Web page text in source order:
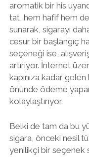
aromatik bir his
tat, hem hafif hem
sunarak, sigarayı
cesur bir başlangıç
seçeneği ise,
artırıyor. İnternet
kapınıza kadar
önünde ödeme
kolaylaştırıyor.
Belki de tam da bu
sigara, önceki nesil
yenilikçi bir seçenek